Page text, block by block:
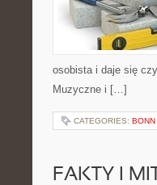
osobista i daje się
Muzyczne i […]
CATEGORIES: BONN
FAKTY I